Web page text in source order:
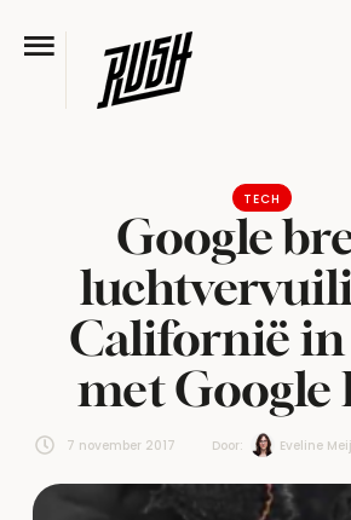
TECH
Google
Californië
met Google
7 november 2017 Door: Eveline